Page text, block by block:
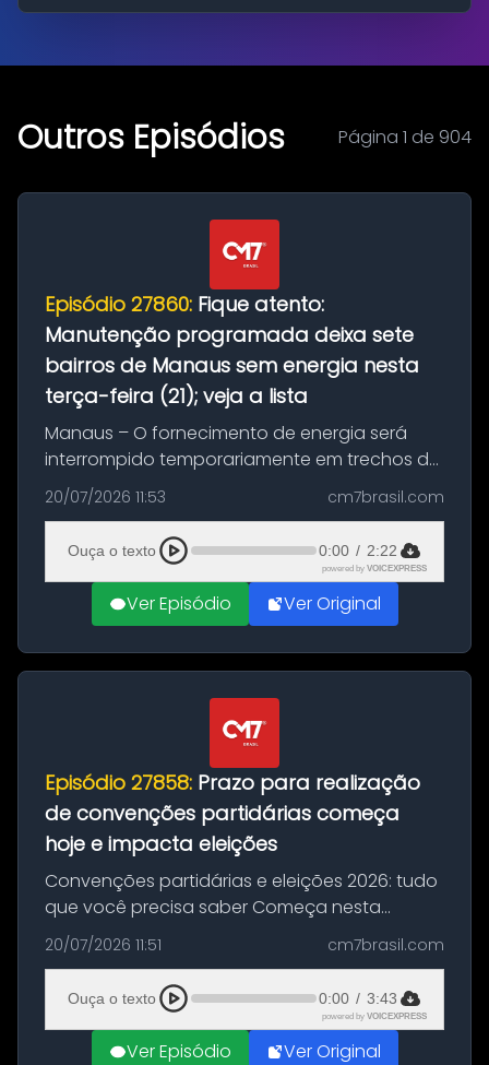
Outros Episódios Página 1 de 904
Episódio 27860: Fique atento:
Manutenção programada deixa sete
bairros de Manaus sem energia nesta
terça-feira (21); veja a lista
Manaus – O fornecimento de energia será
interrompido temporariamente em trechos de
sete bairros de Manaus nesta terça-feira (21).
A suspensão programada ocorrerá para a
execução de serviços de manuten...
20/07/2026 11:53 cm7brasil.com
Ouça o texto 0:00 / 2:22
powered by VOICEXPRESS
Ver Episódio Ver Original
Episódio 27858: Prazo para realização
de convenções partidárias começa
hoje e impacta eleições
Convenções partidárias e eleições 2026: tudo
que você precisa saber Começa nesta
segunda-feira e vai até 5 de agosto o prazo
para que partidos políticos e federações
partidárias realizem suas convençõ...
20/07/2026 11:51 cm7brasil.com
Ouça o texto 0:00 / 3:43
powered by VOICEXPRESS
Ver Episódio Ver Original